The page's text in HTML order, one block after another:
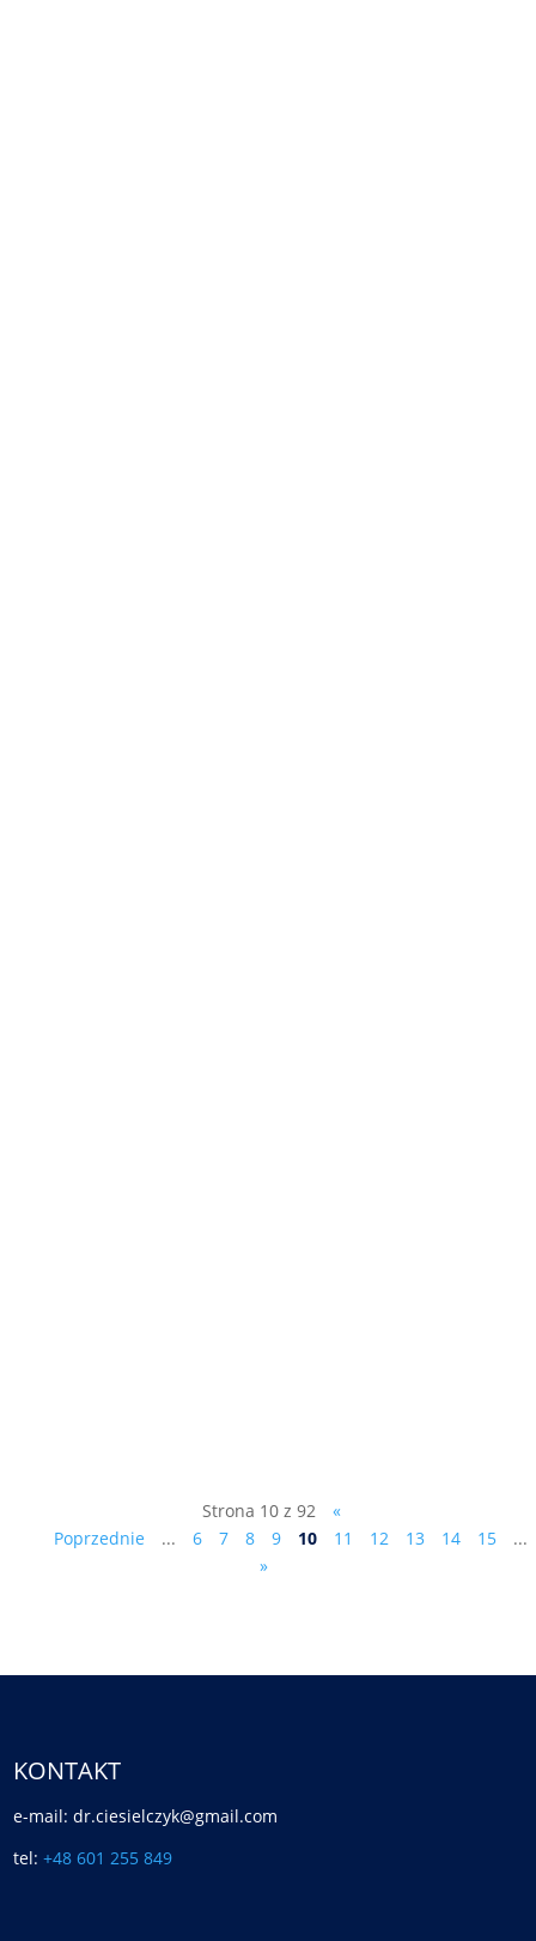
Strona 10 z 92
«
Poprzednie
... 6 7 8 9 10 11 12 13 14 15
...
»
KONTAKT
e-mail: dr.ciesielczyk@gmail.com
tel:+48 601 255 849